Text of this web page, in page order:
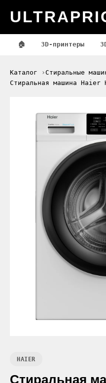
🏠 3D-принтеры
Каталог
Стиральные
Стиральная машина Haier
HAIER
Стиральная